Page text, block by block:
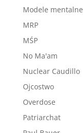
Modele mentalne
MRP
MŚP
No Ma'am
Nuclear Caudillo
Ojcostwo
Overdose
Patriarchat